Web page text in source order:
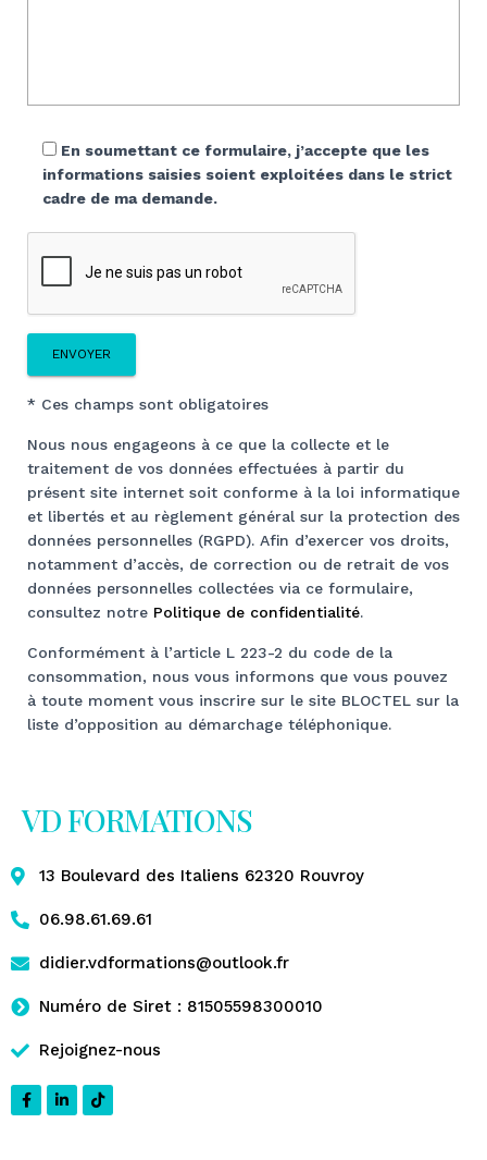
VD FORMATIONS
13 Boulevard des Italiens 62320 Rouvroy
06.98.61.69.61
didier.vdformations@outlook.fr
Numéro de Siret : 81505598300010
Rejoignez-nous
En soumettant ce formulaire, j’accepte que les
informations saisies soient exploitées dans le strict
cadre de ma demande.
* Ces champs sont obligatoires
Nous nous engageons à ce que la collecte et le
traitement de vos données effectuées à partir du
présent site internet soit conforme à la loi informatique
et libertés et au règlement général sur la protection des
données personnelles (RGPD). Afin d’exercer vos droits,
notamment d’accès, de correction ou de retrait de vos
données personnelles collectées via ce formulaire,
consultez notre Politique de confidentialité.
Conformément à l’article L 223-2 du code de la
consommation, nous vous informons que vous pouvez
à toute moment vous inscrire sur le site BLOCTEL sur la
liste d’opposition au démarchage téléphonique.